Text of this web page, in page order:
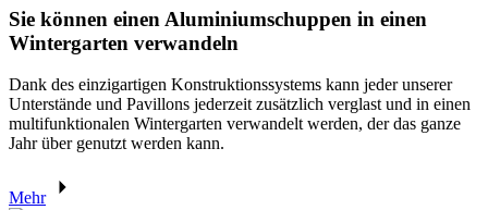
Sie können einen Aluminiumschuppen in einen
Wintergarten verwandeln
Dank des einzigartigen Konstruktionssystems kann jeder unserer
Unterstände und Pavillons jederzeit zusätzlich verglast und in einen
multifunktionalen Wintergarten verwandelt werden, der das ganze
Jahr über genutzt werden kann.
Mehr